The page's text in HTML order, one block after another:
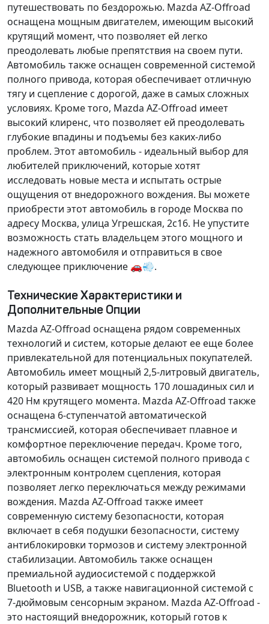
путешествовать по бездорожью. Mazda AZ-Offroad
оснащена мощным двигателем, имеющим высокий
крутящий момент, что позволяет ей легко
преодолевать любые препятствия на своем пути.
Автомобиль также оснащен современной системой
полного привода, которая обеспечивает отличную
тягу и сцепление с дорогой, даже в самых сложных
условиях. Кроме того, Mazda AZ-Offroad имеет
высокий клиренс, что позволяет ей преодолевать
глубокие впадины и подъемы без каких-либо
проблем. Этот автомобиль - идеальный выбор для
любителей приключений, которые хотят
исследовать новые места и испытать острые
ощущения от внедорожного вождения. Вы можете
приобрести этот автомобиль в городе Москва по
адресу Москва, улица Угрешская, 2с16. Не упустите
возможность стать владельцем этого мощного и
надежного автомобиля и отправиться в свое
следующее приключение 🚗💨.
Технические Характеристики и
Дополнительные Опции
Mazda AZ-Offroad оснащена рядом современных
технологий и систем, которые делают ее еще более
привлекательной для потенциальных покупателей.
Автомобиль имеет мощный 2,5-литровый двигатель,
который развивает мощность 170 лошадиных сил и
420 Нм крутящего момента. Mazda AZ-Offroad также
оснащена 6-ступенчатой автоматической
трансмиссией, которая обеспечивает плавное и
комфортное переключение передач. Кроме того,
автомобиль оснащен системой полного привода с
электронным контролем сцепления, которая
позволяет легко переключаться между режимами
вождения. Mazda AZ-Offroad также имеет
современную систему безопасности, которая
включает в себя подушки безопасности, систему
антиблокировки тормозов и систему электронной
стабилизации. Автомобиль также оснащен
премиальной аудиосистемой с поддержкой
Bluetooth и USB, а также навигационной системой с
7-дюймовым сенсорным экраном. Mazda AZ-Offroad -
это настоящий внедорожник, который готов к